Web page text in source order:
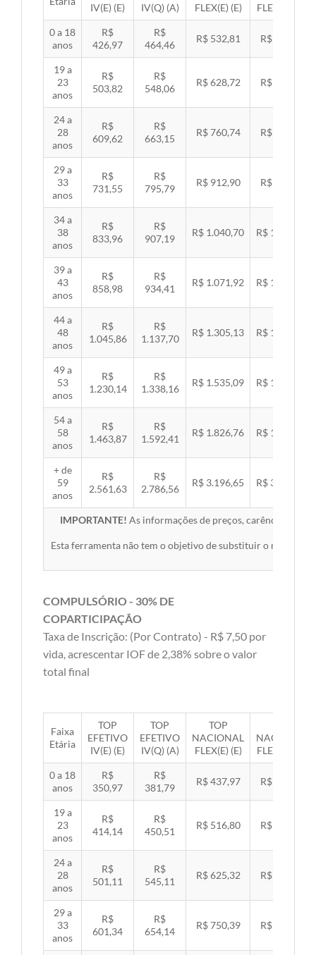
IV(E) (E)
IV(Q) (A)
FLEX(E) (E)
FLEX(Q) (A)
0 a 18
anos
R$
426,97
R$
464,46
R$ 532,81 R$ 549,06
19 a
23
anos
R$
503,82
R$
548,06
R$ 628,72 R$ 647,89
24 a
28
anos
R$
609,62
R$
663,15
R$ 760,74 R$ 783,94
29 a
33
anos
R$
731,55
R$
795,79
R$ 912,90 R$ 940,74
34 a
38
anos
R$
833,96
R$
907,19
R$ 1.040,70 R$ 1.072,43
39 a
43
anos
R$
858,98
R$
934,41
R$ 1.071,92 R$ 1.104,60
44 a
48
anos
R$
1.045,86
R$
1.137,70
R$ 1.305,13 R$ 1.344,92
49 a
53
anos
R$
1.230,14
R$
1.338,16
R$ 1.535,09 R$ 1.581,89
54 a
58
anos
R$
1.463,87
R$
1.592,41
R$ 1.826,76 R$ 1.882,45
+ de
59
anos
R$
2.561,63
R$
2.786,56
R$ 3.196,65 R$ 3.294,10
IMPORTANTE! As informações de preços, carências,
Esta ferramenta não tem o objetivo de substituir o material
COMPULSÓRIO - 30% DE
COPARTICIPAÇÃO
Taxa de Inscrição: (Por Contrato) - R$ 7,50 por
vida, acrescentar IOF de 2,38% sobre o valor
total final
Faixa
Etária
TOP
EFETIVO
IV(E) (E)
TOP
EFETIVO
IV(Q) (A)
TOP
NACIONAL
FLEX(E) (E)
NACIONAL
FLEX(Q) (A)
0 a 18
anos
R$
350,97
R$
381,79
R$ 437,97 R$ 451,33
19 a
23
anos
R$
414,14
R$
450,51
R$ 516,80 R$ 532,57
24 a
28
anos
R$
501,11
R$
545,11
R$ 625,32 R$ 644,40
29 a
33
anos
R$
601,34
R$
654,14
R$ 750,39 R$ 773,29